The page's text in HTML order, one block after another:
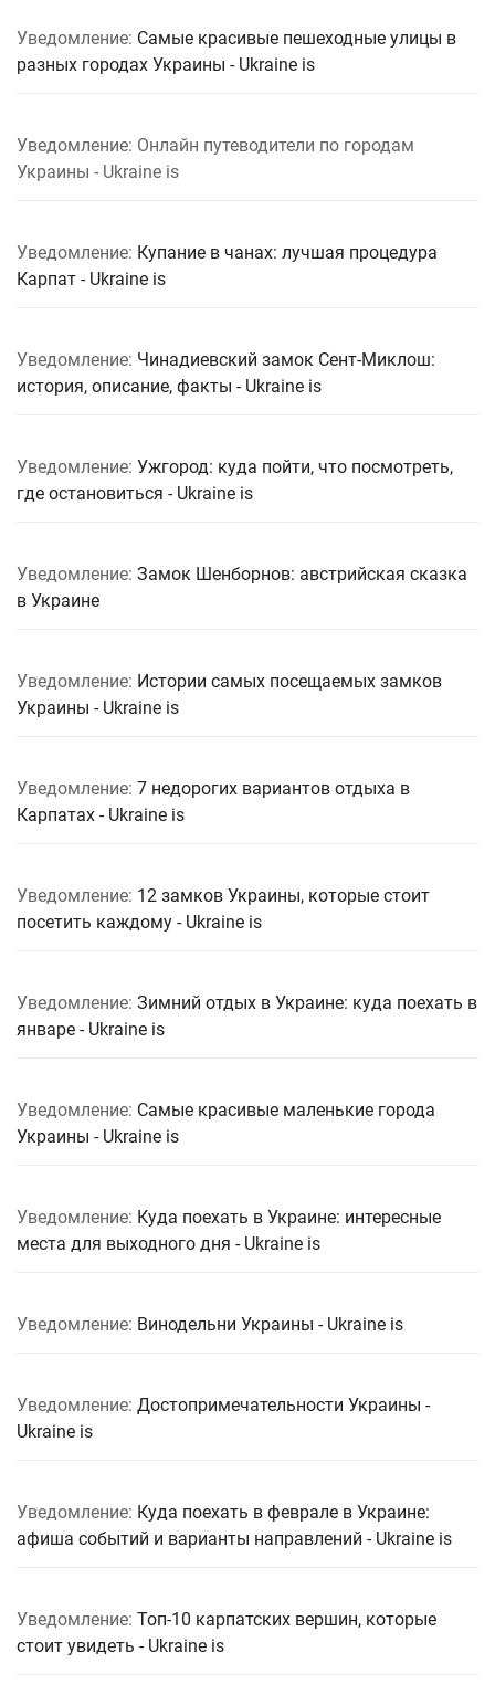
Уведомление: Самые красивые пешеходные улицы в
разных городах Украины - Ukraine is
Уведомление: Онлайн путеводители по городам
Украины - Ukraine is
Уведомление: Купание в чанах: лучшая процедура
Карпат - Ukraine is
Уведомление: Чинадиевский замок Сент-Миклош:
история, описание, факты - Ukraine is
Уведомление: Ужгород: куда пойти, что посмотреть,
где остановиться - Ukraine is
Уведомление: Замок Шенборнов: австрийская сказка
в Украине
Уведомление: Истории самых посещаемых замков
Украины - Ukraine is
Уведомление: 7 недорогих вариантов отдыха в
Карпатах - Ukraine is
Уведомление: 12 замков Украины, которые стоит
посетить каждому - Ukraine is
Уведомление: Зимний отдых в Украине: куда поехать в
январе - Ukraine is
Уведомление: Самые красивые маленькие города
Украины - Ukraine is
Уведомление: Куда поехать в Украине: интересные
места для выходного дня - Ukraine is
Уведомление: Винодельни Украины - Ukraine is
Уведомление: Достопримечательности Украины -
Ukraine is
Уведомление: Куда поехать в феврале в Украине:
афиша событий и варианты направлений - Ukraine is
Уведомление: Топ-10 карпатских вершин, которые
стоит увидеть - Ukraine is